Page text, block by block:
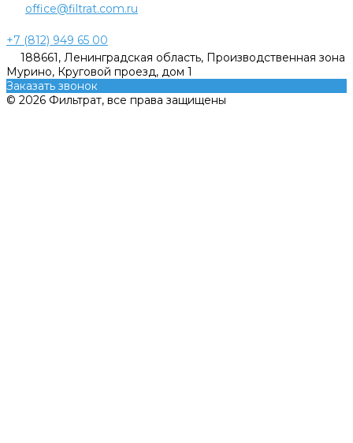
office@filtrat.com.ru
+7 (812) 949 65 00
188661, Ленинградская область, Производственная зона
Мурино, Круговой проезд, дом 1
Заказать звонок
© 2026 Фильтрат, все права защищены